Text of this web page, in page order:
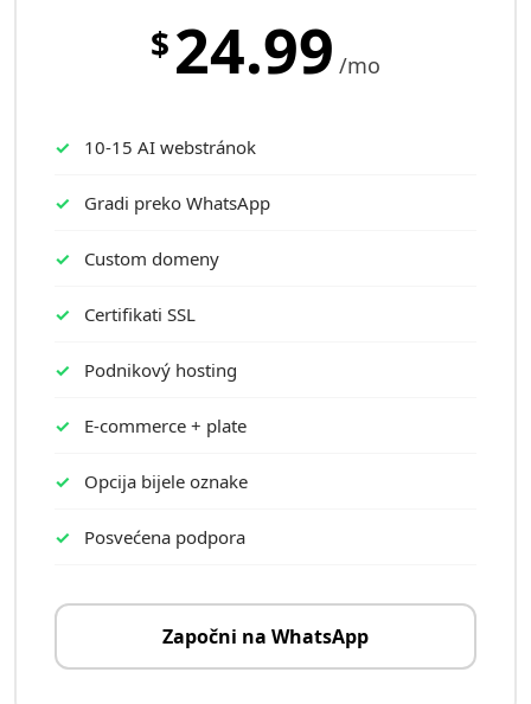
$24.99 /mo
10-15 AI webstránok
Gradi preko WhatsApp
Custom domeny
Certifikati SSL
Podnikový hosting
E-commerce + plate
Opcija bijele oznake
Posvećena podpora
Započni na WhatsApp